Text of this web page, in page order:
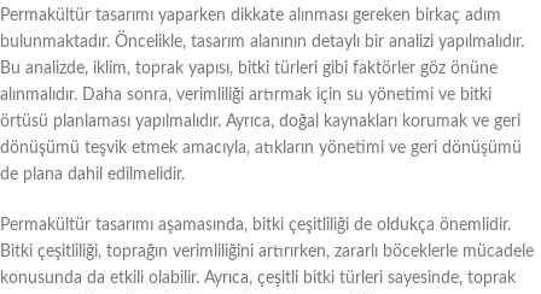
Permakültür tasarımı yaparken dikkate alınması gereken birkaç adım
bulunmaktadır. Öncelikle, tasarım alanının detaylı bir analizi yapılmalıdır.
Bu analizde, iklim, toprak yapısı, bitki türleri gibi faktörler göz önüne
alınmalıdır. Daha sonra, verimliliği artırmak için su yönetimi ve bitki
örtüsü planlaması yapılmalıdır. Ayrıca, doğal kaynakları korumak ve geri
dönüşümü teşvik etmek amacıyla, atıkların yönetimi ve geri dönüşümü
de plana dahil edilmelidir.
Permakültür tasarımı aşamasında, bitki çeşitliliği de oldukça önemlidir.
Bitki çeşitliliği, toprağın verimliliğini artırırken, zararlı böceklerle mücadele
konusunda da etkili olabilir. Ayrıca, çeşitli bitki türleri sayesinde, toprak